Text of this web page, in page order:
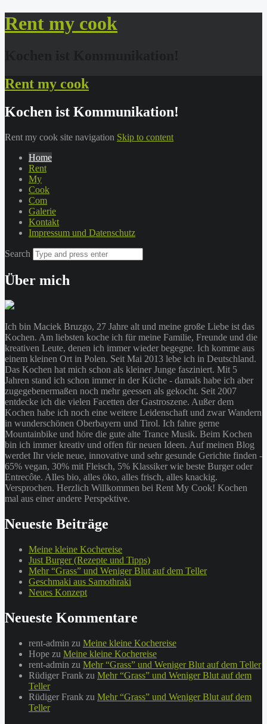
Rent my cook
Rent my cook
Kochen ist Kommunikation!
Rent my cook site navigation Skip to content
Home
Rent
My
Cook
Com
Galerie
Kontakt
Impressum und Datenschutz
Search
Über mich
Ich bin Maciek Bruzgo, 27 Jahre alt und meine große Liebe ist das
Kochen. Am liebsten koche ich für meine Familie, Freunde und die
kreativen Leute, denen ich immer wieder begegne. Ich komme aus
einem kleinen Ort in Polen. Seit Mai 2013 lebe ich in Deutschland.
Das Kochen hat mich schon als kleiner Junge fasziniert. Mit 5
Jahren stand ich schon immer in der Küche - damals habe ich aber
zugegebenermaßen noch mehr geessen als gekocht. Seit 2007
entdecke ich die vielen Facetten der Gastroszene. Außer dem
Kochen habe ich noch eine weitere Leidenschaft und zwar Wandern
in wunderschönen Oberbayern und Tirol. Ich fahre gerne
Mountainbike und höre die gute alte Trance Musik. Beim Kochen
bin ich immer kreativ und offen für neuen Ideen. Auf meinen Blog
werdet Ihr viele neue, innovative und sehr gesunde Gerichte finden -
65% vegan, 30% mit Fleisch, 5% Klassiker wie beste Burger oder
Entrecôte. Alles bio, alles öko, alles frisch, alles knackig.
Versprochen. Herzlich Willkommen bei Rent My Cook! Kochen
mal aus einer andere Perspektive.
Neueste Beiträge
Meine kleine Kochereise
Just Burger (Rezepte und Tipps)
Mehr “Grass” und Weniger Blut auf dem Teller
Geschmaki aus Samothraki
Neues Konzept
Neueste Kommentare
rent-admin zu Meine kleine Kochereise
Hope zu Meine kleine Kochereise
rent-admin zu Mehr “Grass” und Weniger Blut auf dem Teller
Rüdiger Frank zu Mehr “Grass” und Weniger Blut auf dem
Teller
Rüdiger Frank zu Mehr “Grass” und Weniger Blut auf dem
Teller